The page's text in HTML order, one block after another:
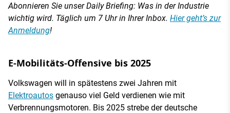
Abonnieren Sie unser Daily Briefing: Was in der Industrie
wichtig wird. Täglich um 7 Uhr in Ihrer Inbox. Hier geht’s zur
Anmeldung!
E-Mobilitäts-Offensive bis 2025
Volkswagen will in spätestens zwei Jahren mit
Elektroautos genauso viel Geld verdienen wie mit
Verbrennungsmotoren. Bis 2025 strebe der deutsche